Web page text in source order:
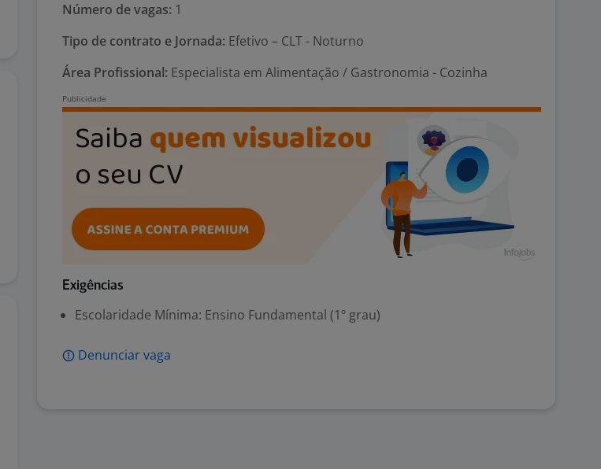
Número de vagas: 1
Tipo de contrato e Jornada: Efetivo – CLT - Noturno
Área Profissional: Especialista em Alimentação / Gastronomia - Cozinha
Exigências
Escolaridade Mínima: Ensino Fundamental (1º grau)
Denunciar vaga